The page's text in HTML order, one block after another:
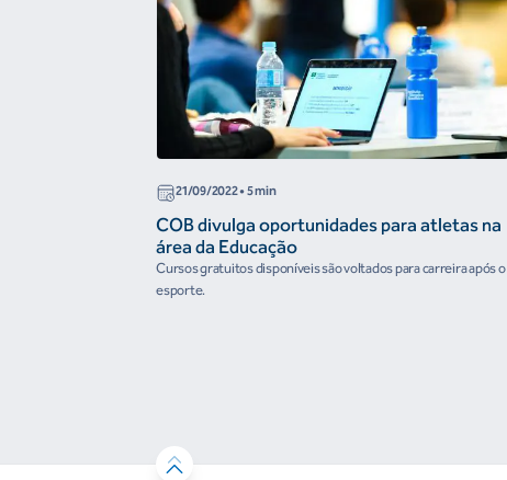
21/09/2022• 5 min
COB divulga oportunidades para atletas na
área da Educação
Cursos gratuitos disponíveis são voltados para carreira após o
esporte.